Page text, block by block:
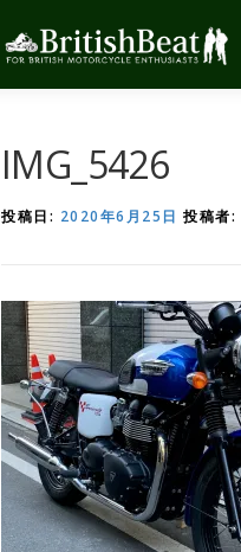
IMG_5426
投稿日: 2020年6月25日 投稿者: